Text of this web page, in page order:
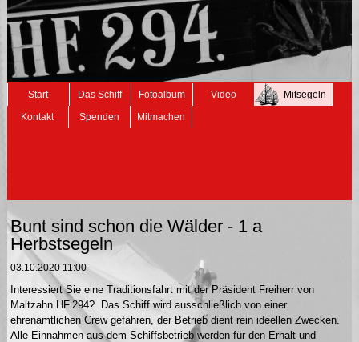
Navigation
überspringen
Start Das Schiff Fotoalbum Video
Mitsegeln
Kontakt
Spenden Mitmachen
Bunt sind schon die Wälder - 1 a
Herbstsegeln
03.10.2020 11:00
Interessiert Sie eine Traditionsfahrt mit der Präsident Freiherr von
Maltzahn HF.294? Das Schiff wird ausschließlich von einer
ehrenamtlichen Crew gefahren, der Betrieb dient rein ideellen Zwecken.
Alle Einnahmen aus dem Schiffsbetrieb werden für den Erhalt und